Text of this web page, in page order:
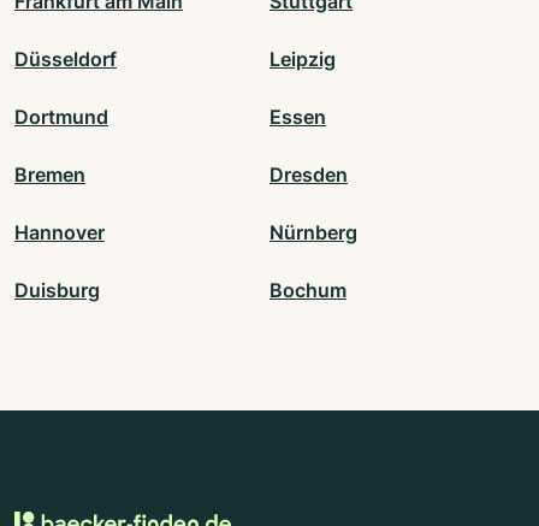
Düsseldorf Leipzig
Dortmund Essen
Bremen Dresden
Hannover Nürnberg
Duisburg Bochum